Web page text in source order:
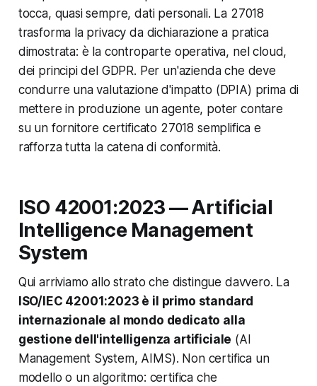
tocca, quasi sempre, dati personali. La 27018
trasforma la privacy da dichiarazione a pratica
dimostrata: è la controparte operativa, nel cloud,
dei principi del GDPR. Per un'azienda che deve
condurre una valutazione d'impatto (DPIA) prima di
mettere in produzione un agente, poter contare
su un fornitore certificato 27018 semplifica e
rafforza tutta la catena di conformità.
ISO 42001:2023 — Artificial
Intelligence Management
System
Qui arriviamo allo strato che distingue davvero. La
ISO/IEC 42001:2023 è il primo standard
internazionale al mondo dedicato alla
gestione dell'intelligenza artificiale (AI
Management System, AIMS). Non certifica un
modello o un algoritmo: certifica che